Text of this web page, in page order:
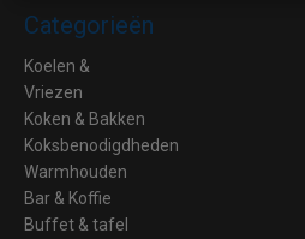
Categorieën
Koelen &
Vriezen
Koken & Bakken
Koksbenodigdheden
Warmhouden
Bar & Koffie
Buffet & tafel